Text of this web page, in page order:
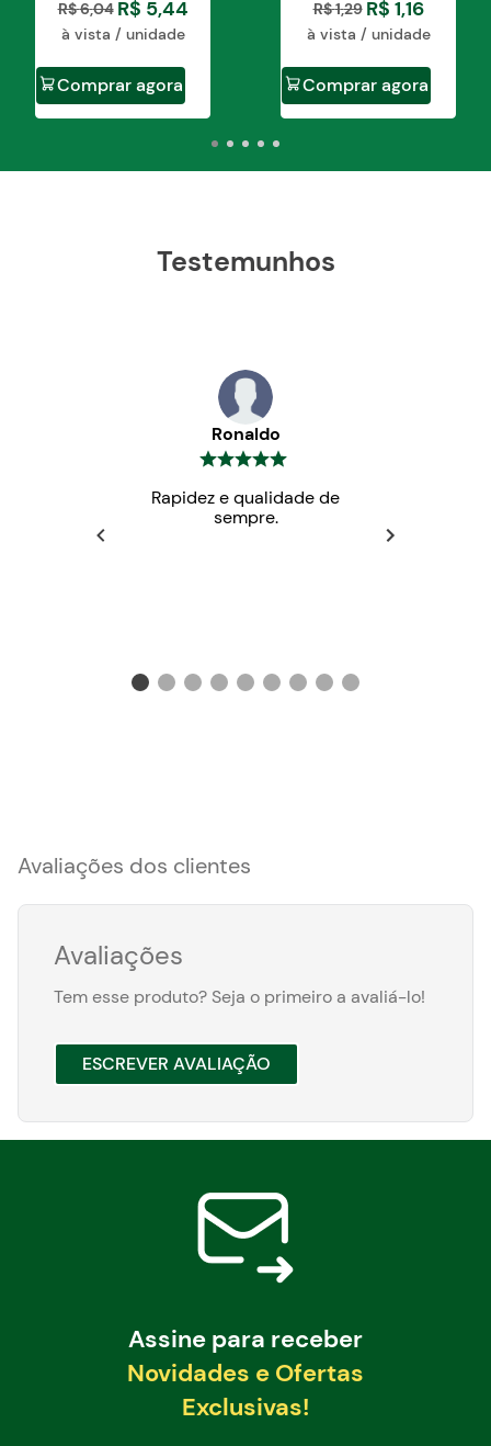
R$6,04 R$ 5,44
à vista / unidade
Comprar agora
R$1,29 R$ 1,16
à vista / unidade
Comprar agora
Testemunhos
Ronaldo
Rapidez e qualidade de
sempre.
Avaliações dos clientes
Avaliações
Tem esse produto? Seja o primeiro a avaliá-lo!
ESCREVER AVALIAÇÃO
Assine para receber
Novidades e Ofertas
Exclusivas!